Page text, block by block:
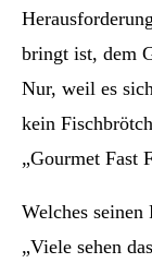
bringt ist, dem
Nur, weil es
kein
„Gourmet Fast
Welches seinen
„Viele sehen